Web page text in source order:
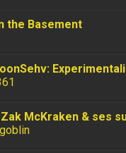
the Basement
Zak McKraken & ses